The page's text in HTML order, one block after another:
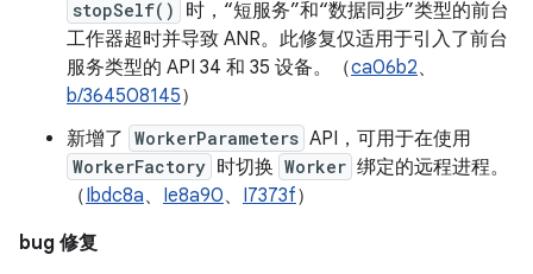
stopSelf()
时，“短服务”和“数据同步”类型的前台
工作器超时并导致 ANR。此修复仅适用于引入了前台
服务类型的 API 34 和 35 设备。（ca06b2、
b/364508145）
新增了 WorkerParameters API，可用于在使用
WorkerFactory 时切换 Worker 绑定的远程进程。
（Ibdc8a、 Ie8a90、 I7373f）
bug 修复